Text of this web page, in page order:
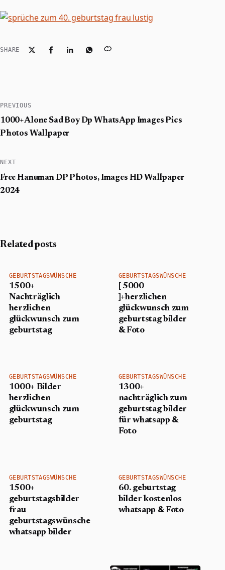
SHARE
PREVIOUS
1000+Alone Sad Boy Dp WhatsApp Images Pics
Photos Wallpaper
NEXT
Free Hanuman DP Photos, Images HD Wallpaper
2024
Related posts
GEBURTSTAGSWÜNSCHE
1500+
Nachträglich
herzlichen
glückwunsch zum
geburtstag
GEBURTSTAGSWÜNSCHE
[ 5000
]+herzlichen
glückwunsch zum
geburtstag bilder
& Foto
GEBURTSTAGSWÜNSCHE
1000+ Bilder
herzlichen
glückwunsch zum
geburtstag
GEBURTSTAGSWÜNSCHE
1300+
nachträglich zum
geburtstag bilder
für whatsapp &
Foto
GEBURTSTAGSWÜNSCHE
1500+
geburtstagsbilder
frau
geburtstagswünsche
whatsapp bilder
GEBURTSTAGSWÜNSCHE
60. geburtstag
bilder kostenlos
whatsapp & Foto